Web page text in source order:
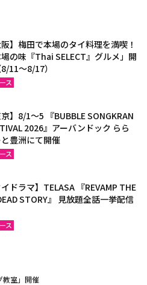
阪】梅田で本場のタイ料理を満喫！
場の味『Thai SELECT』グルメ」開
11～8/17）
ス
京】8/1～5 『BUBBLE SONGKRAN
2026』アーバンドック らら
豊洲にて開催
ス
イドラマ】TELASA 『REVAMP THE
STORY』 見放題全話一挙配信
ス
教室」開催